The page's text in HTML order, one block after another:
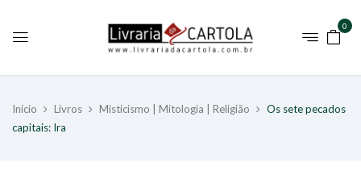
0
Início Livros Misticismo | Mitologia | Religião
Os sete pecados
capitais: Ira